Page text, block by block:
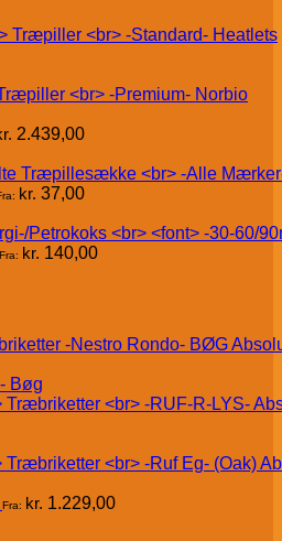
Heatlets
Norbio
2.439,00
kr. 37,00
Fra: kr. 140,00
Bøg
Fra: kr. 1.229,00